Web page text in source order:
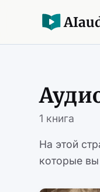
AI
1 книга
На этой
которые